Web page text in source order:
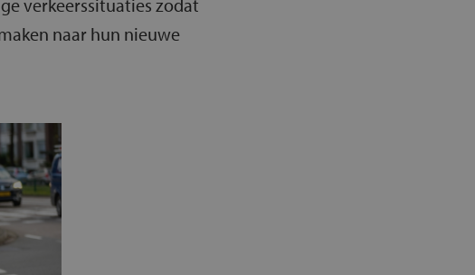
verkeerssituaties zodat
naar hun nieuwe